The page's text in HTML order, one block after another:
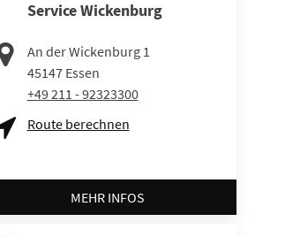
Service Wickenburg
An der Wickenburg 1
45147 Essen
+49 211 - 92323300
Route berechnen
MEHR INFOS